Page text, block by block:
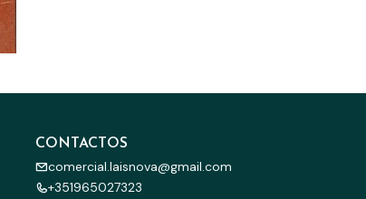
CONTACTOS
comercial.laisnova@gmail.com
+351965027323